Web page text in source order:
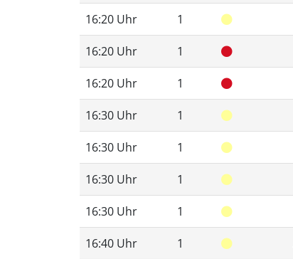
16:20 Uhr 1
16:20 Uhr 1
16:20 Uhr 1
16:30 Uhr 1
16:30 Uhr 1
16:30 Uhr 1
16:30 Uhr 1
16:40 Uhr 1